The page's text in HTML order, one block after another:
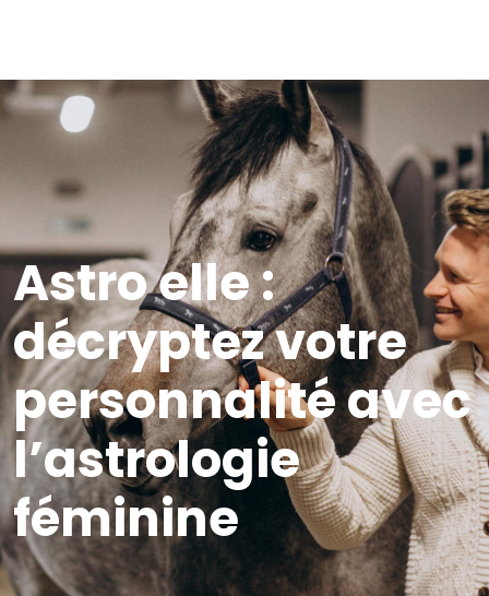
Astro elle :
décryptez votre
personnalité avec
l’astrologie
féminine